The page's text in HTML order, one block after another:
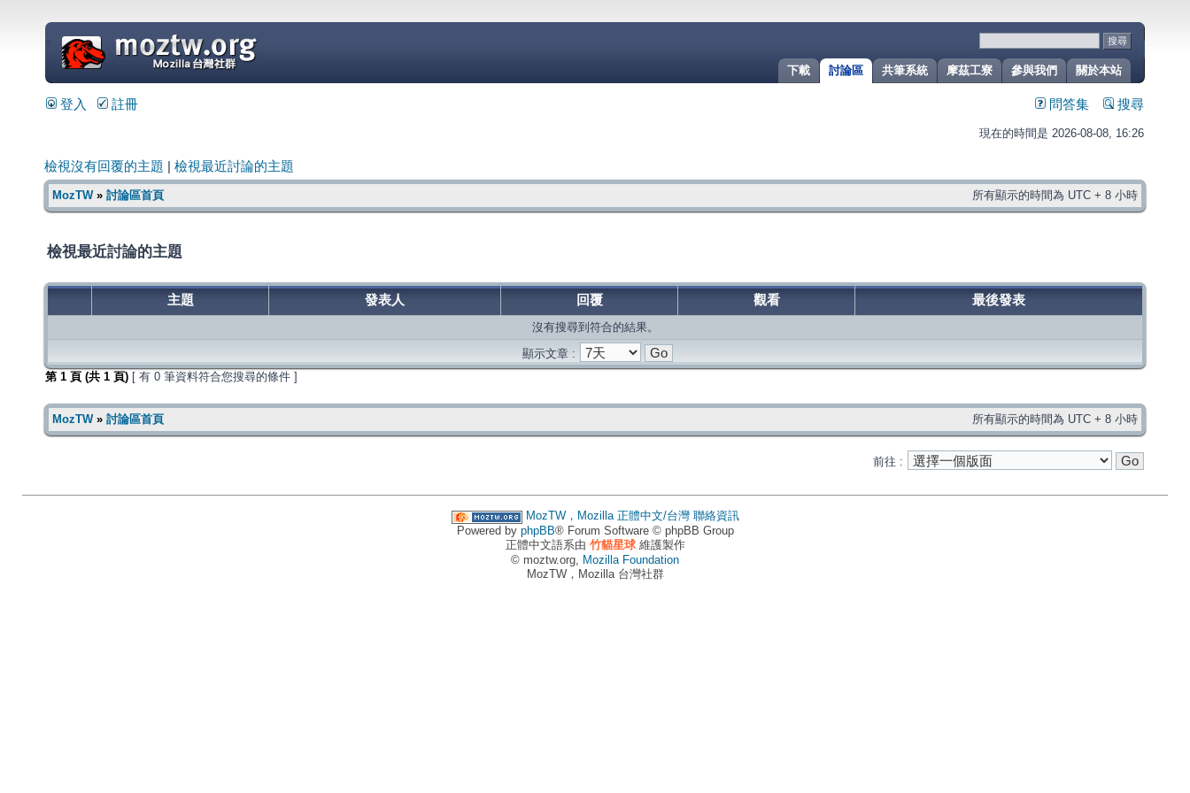
關於本站
參與我們
摩茲工寮
共筆系統
討論區
下載
=
登入 註冊 問答集 搜尋
現在的時間是 2026-08-08, 16:26
檢視沒有回覆的主題 檢視最近討論的主題
MozTW» 討論區首頁 所有顯示的時間為 UTC + 8 小時
檢視最近討論的主題
主題 發表人 回覆 觀看 最後發表
沒有搜尋到符合的結果。
顯示文章 :
第 1 頁 (共 1 頁) [ 有 0 筆資料符合您搜尋的條件 ]
MozTW» 討論區首頁 所有顯示的時間為 UTC + 8 小時
前往 :
MozTW，Mozilla 正體中文/台灣 聯絡資訊
Powered by phpBB® Forum Software © phpBB Group
正體中文語系由 竹貓星球維護製作
© moztw.org, Mozilla Foundation
MozTW，Mozilla 台灣社群